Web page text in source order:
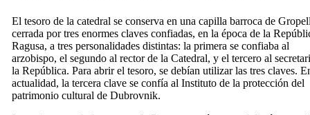
El tesoro de la catedral se conserva en una capilla barroca de
cerrada por tres enormes claves confiadas, en la época de la
Ragusa, a tres personalidades distintas: la primera se confiaba al
arzobispo, el segundo al rector de la Catedral, y el tercero al
la República. Para abrir el tesoro, se debían utilizar las tres claves.
actualidad, la tercera clave se confía al Instituto de la protección del
patrimonio cultural de Dubrovnik.